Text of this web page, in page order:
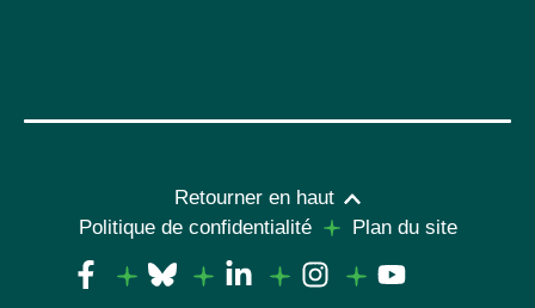
Retourner en haut
Politique de confidentialité
Plan du site